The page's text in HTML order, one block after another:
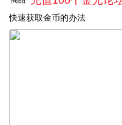
快速获取金币的办法